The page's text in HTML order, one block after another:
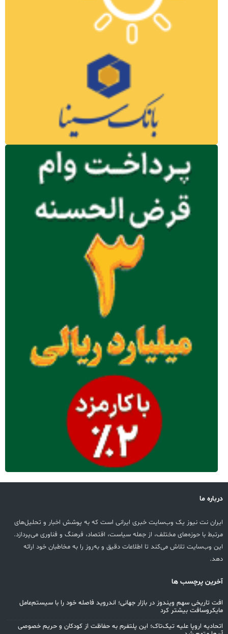
درباره ما
ایران نت نیوز یک وب‌سایت خبری ایرانی است که به پوشش اخبار و تحلیل‌های
مرتبط با حوزه‌های مختلف، از جمله سیاست، اقتصاد، فرهنگ و فناوری می‌پردازد.
این وب‌سایت تلاش می‌کند تا اطلاعات دقیق و به‌روز را به مخاطبان خود ارائه
دهد.
آخرین پرچسب ها
افت تاریخی سهم ویندوز در بازار جهانی؛ اندروید فاصله خود را با سیستم‌عامل
مایکروسافت بیشتر کرد
اتحادیه اروپا علیه تیک‌تاک؛ این پلتفرم به حفاظت از کودکان و حریم خصوصی